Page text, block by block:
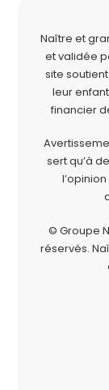
Naître et
et validée
site
leur
financier
sert qu’à
© Groupe
réservés.